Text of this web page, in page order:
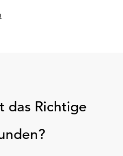
das Richtige